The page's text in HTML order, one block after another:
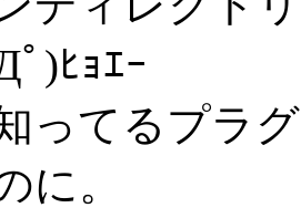
ﾟ)ﾋｮｴｰ
ってるプラ
に。